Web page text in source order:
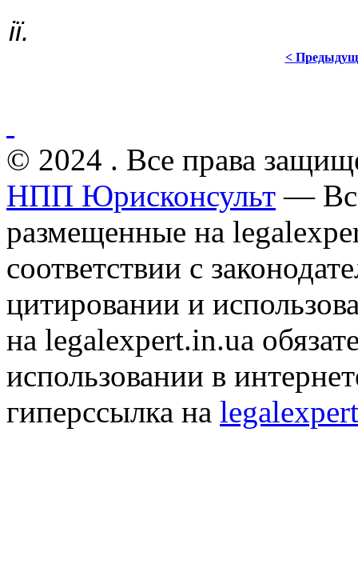
ії.
<
© 2024 . Все права
НПП Юрисконсульт —
размещенные на
соответствии с
цитировании и
на legalexpert.in.ua
использовании в
гиперссылка на